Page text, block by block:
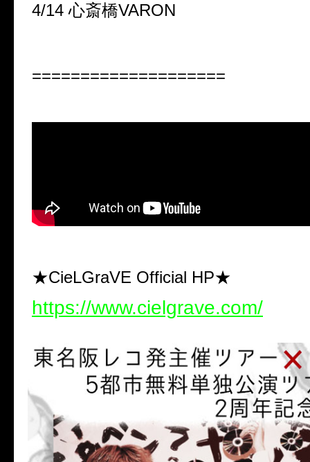
4/14 心斎橋VARON
====================
★CieLGraVE Official HP★
https://www.cielgrave.com/